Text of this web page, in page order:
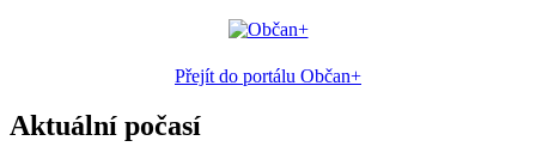
Přejít do portálu Občan+
Aktuální počasí